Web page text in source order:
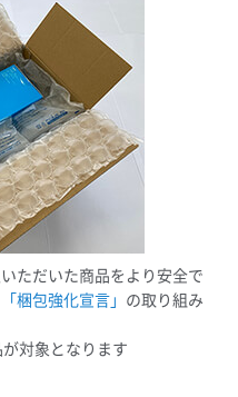
ただいた商品をより安全で
「梱包強化宣言」 の取り組み
対象となります